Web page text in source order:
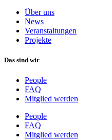
Über uns
News
Veranstaltungen
Projekte
Das sind wir
People
FAQ
Mitglied werden
People
FAQ
Mitglied werden